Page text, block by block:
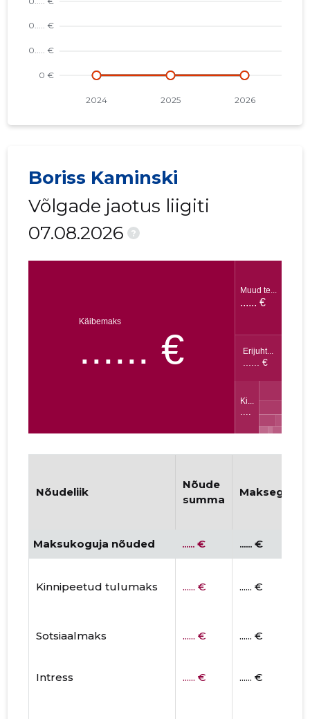
Boriss Kaminski
Võlgade jaotus liigiti
07.08.2026
?
Nõudeliik
Nõude
summa
Maksukoguja nõuded ...... € ...... €
Kinnipeetud tulumaks ...... € ...... €
Sotsiaalmaks ...... € ...... €
Intress ...... € ...... €